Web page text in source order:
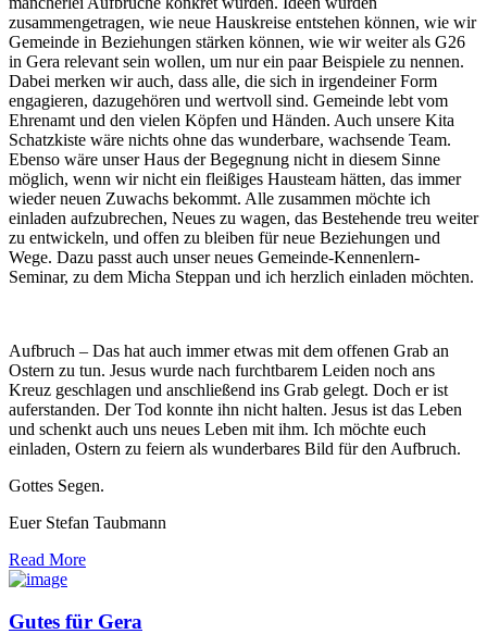
zusammengetragen, wie neue Hauskreise entstehen können, wie wir
Gemeinde in Beziehungen stärken können, wie wir weiter als G26
in Gera relevant sein wollen, um nur ein paar Beispiele zu nennen.
Dabei merken wir auch, dass alle, die sich in irgendeiner Form
engagieren, dazugehören und wertvoll sind. Gemeinde lebt vom
Ehrenamt und den vielen Köpfen und Händen. Auch unsere Kita
Schatzkiste wäre nichts ohne das wunderbare, wachsende Team.
Ebenso wäre unser Haus der Begegnung nicht in diesem Sinne
möglich, wenn wir nicht ein fleißiges Hausteam hätten, das immer
wieder neuen Zuwachs bekommt. Alle zusammen möchte ich
einladen aufzubrechen, Neues zu wagen, das Bestehende treu weiter
zu entwickeln, und offen zu bleiben für neue Beziehungen und
Wege. Dazu passt auch unser neues Gemeinde-Kennenlern-
Seminar, zu dem Micha Steppan und ich herzlich einladen möchten.
Aufbruch – Das hat auch immer etwas mit dem offenen Grab an
Ostern zu tun. Jesus wurde nach furchtbarem Leiden noch ans
Kreuz geschlagen und anschließend ins Grab gelegt. Doch er ist
auferstanden. Der Tod konnte ihn nicht halten. Jesus ist das Leben
und schenkt auch uns neues Leben mit ihm. Ich möchte euch
einladen, Ostern zu feiern als wunderbares Bild für den Aufbruch.
Gottes Segen.
Euer Stefan Taubmann
Read More
Gutes für Gera